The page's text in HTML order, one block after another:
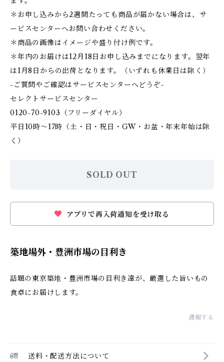
＊お申し込みから2週間たっても商品が届かない場合は、サ
ービスセンターへお問い合わせください。
＊商品の画像はイメージや盛り付け例です。
＊年内のお届けは12月18日お申し込みまでになります。翌年
は1月8日からの出荷となります。（いずれも休業日は除く）
-ご質問やご確認はサービスセンターへどうぞ-
セレクトサービスセンター
0120-70-9103（フリーダイヤル）
平日10時〜17時（土・日・祝日・GW・お盆・年末年始は除
く）
SOLD OUT
アプリで再入荷通知を受け取る
築地場外・豊洲市場の目利き
話題の東京築地・豊洲市場の目利き達が、厳選した旨いもの
食卓にお届けします。
通報する
送料・配送方法について